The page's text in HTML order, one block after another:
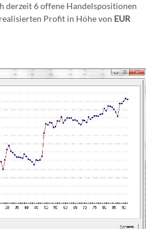
derzeit 6 offene Handelspositionen
Profit in Höhe von EUR